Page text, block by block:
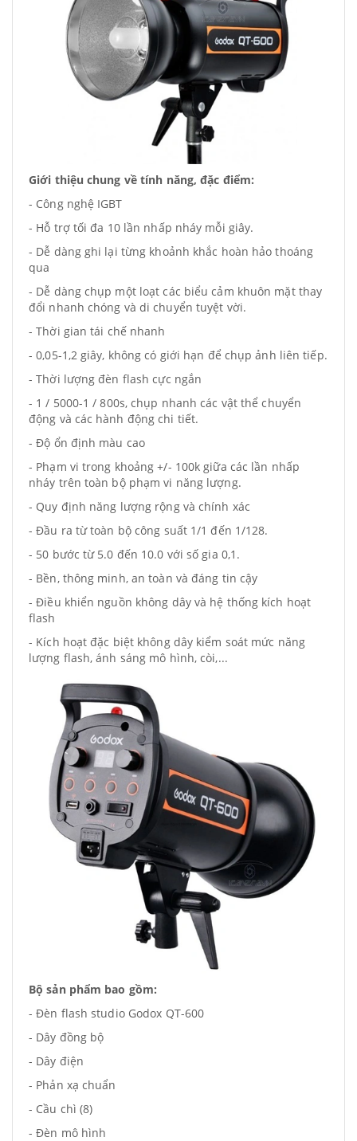
Giới thiệu chung về tính năng, đặc điểm:
- Công nghệ IGBT
- Hỗ trợ tối đa 10 lần nhấp nháy mỗi giây.
- Dễ dàng ghi lại từng khoảnh khắc hoàn hảo thoáng
qua
- Dễ dàng chụp một loạt các biểu cảm khuôn mặt thay
đổi nhanh chóng và di chuyển tuyệt vời.
- Thời gian tái chế nhanh
- 0,05-1,2 giây, không có giới hạn để chụp ảnh liên tiếp.
- Thời lượng đèn flash cực ngắn
- 1 / 5000-1 / 800s, chụp nhanh các vật thể chuyển
động và các hành động chi tiết.
- Độ ổn định màu cao
- Phạm vi trong khoảng +/- 100k giữa các lần nhấp
nháy trên toàn bộ phạm vi năng lượng.
- Quy định năng lượng rộng và chính xác
- Đầu ra từ toàn bộ công suất 1/1 đến 1/128.
- 50 bước từ 5.0 đến 10.0 với số gia 0,1.
- Bền, thông minh, an toàn và đáng tin cậy
- Điều khiển nguồn không dây và hệ thống kích hoạt
flash
- Kích hoạt đặc biệt không dây kiểm soát mức năng
lượng flash, ánh sáng mô hình, còi,...
Bộ sản phẩm bao gồm:
- Đèn flash studio Godox QT-600
- Dây đồng bộ
- Dây điện
- Phản xạ chuẩn
- Cầu chì (8)
- Đèn mô hình